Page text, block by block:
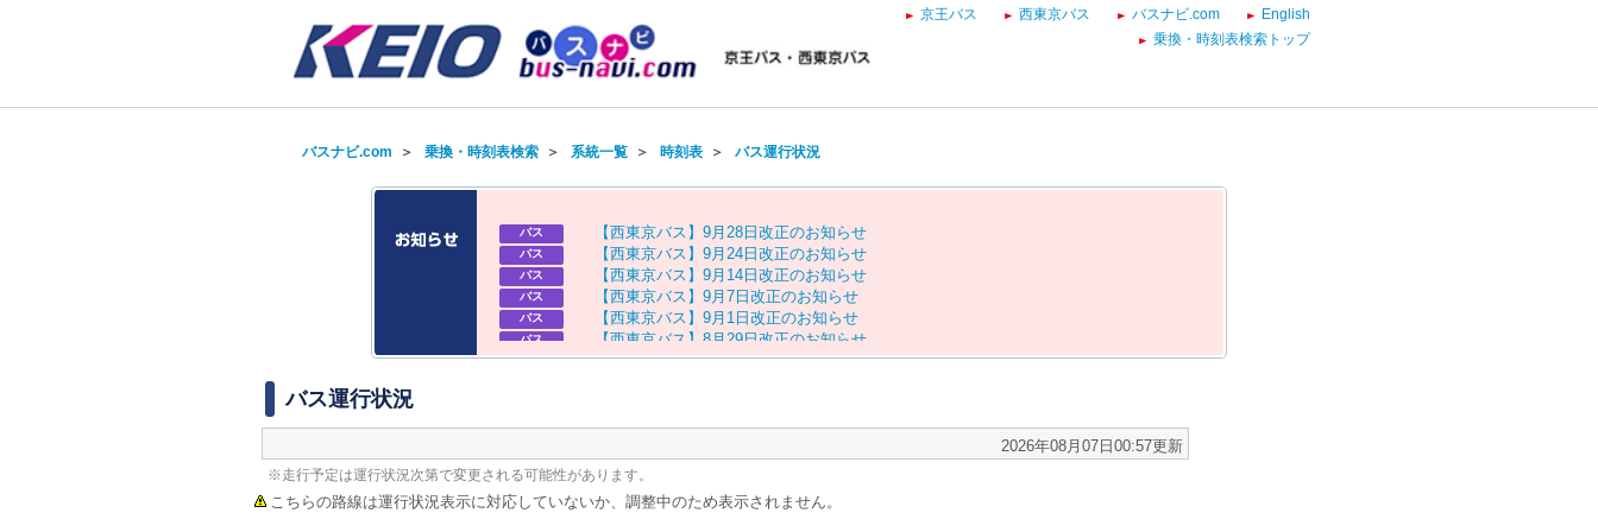
京王バス 西東京バス バスナビ.com
English
乗換・時刻表検索トップ
バスナビ.com ＞ 乗換・時刻表検索＞ 系統一覧＞ 時刻表＞ バス運行状況
バス 【西東京バス 】 9月 28 日 改正のお知 らせ
バス 【西東京バス 】 9月 24 日 改正のお知 らせ
バス 【西東京バス 】 9月 14 日 改正のお知 らせ
バス 【西東京バス 】 9月 7 日 改正のお知 らせ
バス 【西東京バス 】 9月 1 日 改正のお知 らせ
バス 【西東京バス 】 8 月 29日改正のお知 らせ
バス 【京王バス】お盆ダイヤのお知らせ
バス運行状況
2026年08月07日00:57更新
※走行予定は運行状況次第で変更される可能性があります。
こちらの路線は運行状況表示に対応していないか、調整中のため表示されません。